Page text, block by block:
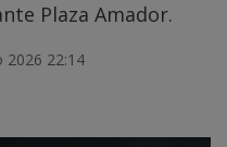
Plaza Amador.
2026 22:14